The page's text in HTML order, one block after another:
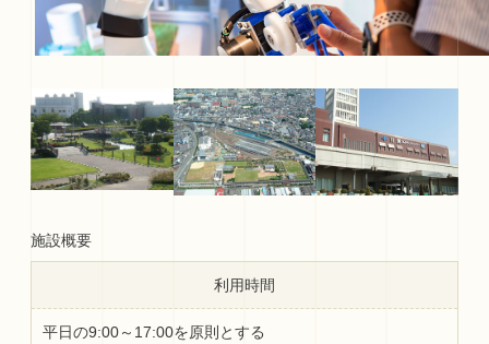
施設概要
利用時間
平日の9:00～17:00を原則とする